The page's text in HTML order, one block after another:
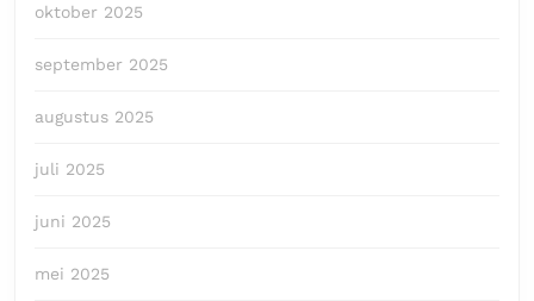
oktober 2025
september 2025
augustus 2025
juli 2025
juni 2025
mei 2025